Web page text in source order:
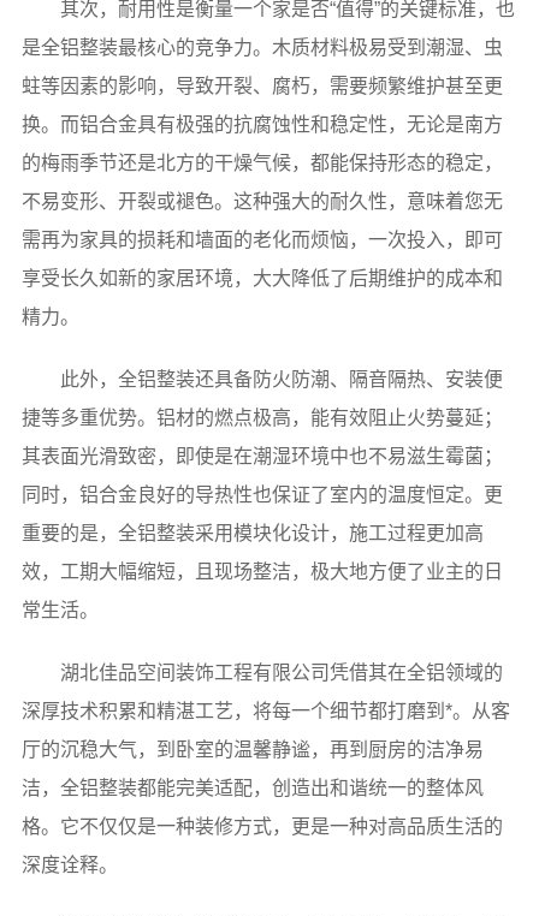
其次，耐用性是衡量一个家是否“值得”的关键标准，也
是全铝整装最核心的竞争力。木质材料极易受到潮湿、虫
蛀等因素的影响，导致开裂、腐朽，需要频繁维护甚至更
换。而铝合金具有极强的抗腐蚀性和稳定性，无论是南方
的梅雨季节还是北方的干燥气候，都能保持形态的稳定，
不易变形、开裂或褪色。这种强大的耐久性，意味着您无
需再为家具的损耗和墙面的老化而烦恼，一次投入，即可
享受长久如新的家居环境，大大降低了后期维护的成本和
精力。
此外，全铝整装还具备防火防潮、隔音隔热、安装便
捷等多重优势。铝材的燃点极高，能有效阻止火势蔓延；
其表面光滑致密，即使是在潮湿环境中也不易滋生霉菌；
同时，铝合金良好的导热性也保证了室内的温度恒定。更
重要的是，全铝整装采用模块化设计，施工过程更加高
效，工期大幅缩短，且现场整洁，极大地方便了业主的日
常生活。
湖北佳品空间装饰工程有限公司凭借其在全铝领域的
深厚技术积累和精湛工艺，将每一个细节都打磨到*。从客
厅的沉稳大气，到卧室的温馨静谧，再到厨房的洁净易
洁，全铝整装都能完美适配，创造出和谐统一的整体风
格。它不仅仅是一种装修方式，更是一种对高品质生活的
深度诠释。